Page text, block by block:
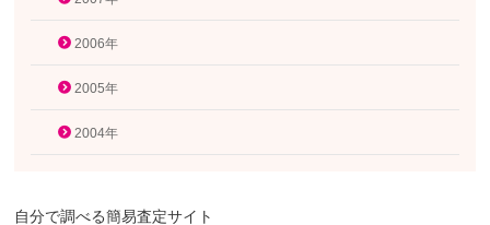
2006年
2005年
2004年
自分で調べる簡易査定サイト